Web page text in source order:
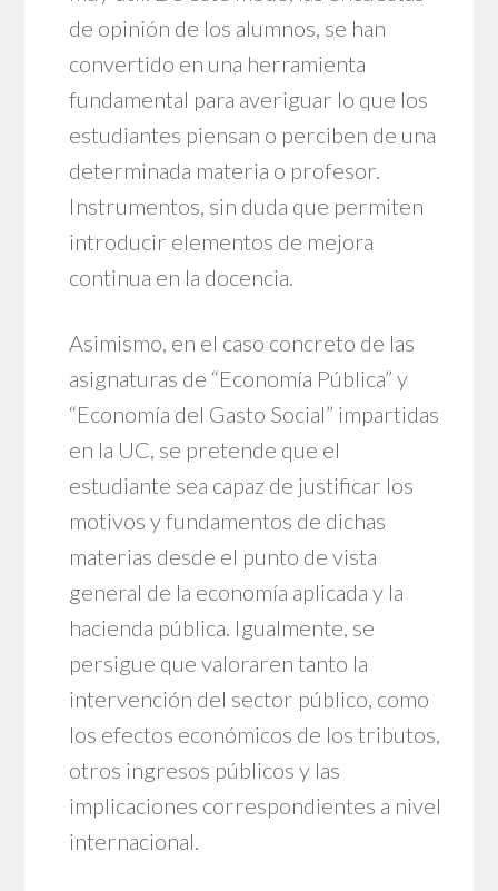
de opinión de los alumnos, se han
convertido en una herramienta
fundamental para averiguar lo que los
estudiantes piensan o perciben de una
determinada materia o profesor.
Instrumentos, sin duda que permiten
introducir elementos de mejora
continua en la docencia.
Asimismo, en el caso concreto de las
asignaturas de “Economía Pública” y
“Economía del Gasto Social” impartidas
en la UC, se pretende que el
estudiante sea capaz de justificar los
motivos y fundamentos de dichas
materias desde el punto de vista
general de la economía aplicada y la
hacienda pública. Igualmente, se
persigue que valoraren tanto la
intervención del sector público, como
los efectos económicos de los tributos,
otros ingresos públicos y las
implicaciones correspondientes a nivel
internacional.